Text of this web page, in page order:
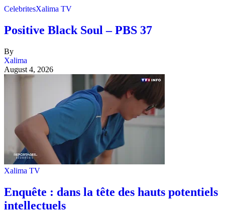
CelebritesXalima TV
Positive Black Soul – PBS 37
By
Xalima
August 4, 2026
Xalima TV
Enquête : dans la tête des hauts potentiels
intellectuels